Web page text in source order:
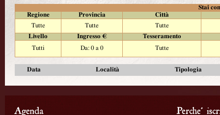
Stai
Regione
Provincia
Città
Tutte
Tutte
Tutte
Livello
Ingresso €
Tesseramento
Tutti
Da: 0 a 0 Tutte
Data Località Tipologia